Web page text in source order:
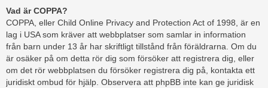
Vad är COPPA?
COPPA, eller Child Online Privacy and Protection Act of 1998, är en
lag i USA som kräver att webbplatser som samlar in information
från barn under 13 år har skriftligt tillstånd från föräldrarna. Om du
är osäker på om detta rör dig som försöker att registrera dig, eller
om det rör webbplatsen du försöker registrera dig på, kontakta ett
juridiskt ombud för hjälp. Observera att phpBB inte kan ge juridisk